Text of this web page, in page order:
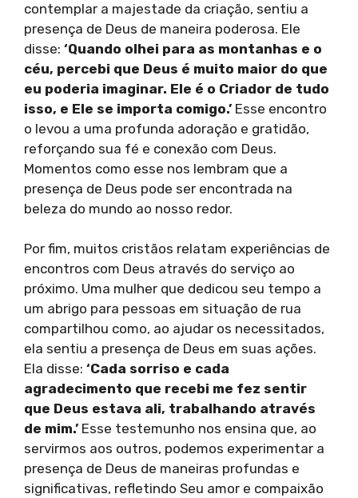
contemplar a majestade da criação, sentiu a
presença de Deus de maneira poderosa. Ele
disse: ‘Quando olhei para as montanhas e o
céu, percebi que Deus é muito maior do que
eu poderia imaginar. Ele é o Criador de tudo
isso, e Ele se importa comigo.’ Esse encontro
o levou a uma profunda adoração e gratidão,
reforçando sua fé e conexão com Deus.
Momentos como esse nos lembram que a
presença de Deus pode ser encontrada na
beleza do mundo ao nosso redor.
Por fim, muitos cristãos relatam experiências de
encontros com Deus através do serviço ao
próximo. Uma mulher que dedicou seu tempo a
um abrigo para pessoas em situação de rua
compartilhou como, ao ajudar os necessitados,
ela sentiu a presença de Deus em suas ações.
Ela disse: ‘Cada sorriso e cada
agradecimento que recebi me fez sentir
que Deus estava ali, trabalhando através
de mim.’ Esse testemunho nos ensina que, ao
servirmos aos outros, podemos experimentar a
presença de Deus de maneiras profundas e
significativas, refletindo Seu amor e compaixão